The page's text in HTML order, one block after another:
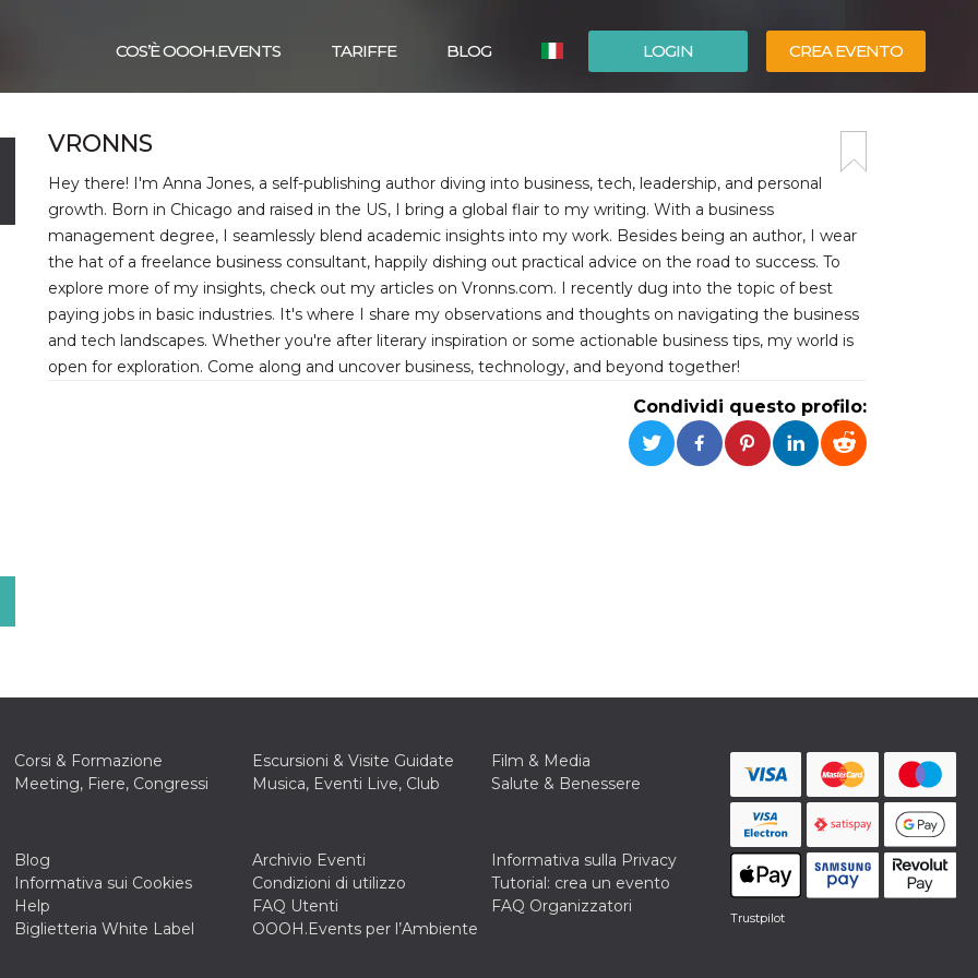
LOGIN CREA EVENTO
COS’È OOOH.EVENTS TARIFFE BLOG
VRONNS
Hey there! I'm Anna Jones, a self-publishing author diving into business, tech, leadership, and personal
growth. Born in Chicago and raised in the US, I bring a global flair to my writing. With a business
management degree, I seamlessly blend academic insights into my work. Besides being an author, I wear
the hat of a freelance business consultant, happily dishing out practical advice on the road to success. To
explore more of my insights, check out my articles on Vronns.com. I recently dug into the topic of best
paying jobs in basic industries. It's where I share my observations and thoughts on navigating the business
and tech landscapes. Whether you're after literary inspiration or some actionable business tips, my world is
open for exploration. Come along and uncover business, technology, and beyond together!
Condividi questo profilo:
Corsi & Formazione Escursioni & Visite Guidate
Film & Media
Meeting, Fiere, Congressi Musica, Eventi Live, Club
Salute & Benessere
Blog Archivio Eventi
Informativa sulla Privacy
Informativa sui Cookies
Condizioni di utilizzo
Tutorial: crea un evento
Help FAQ Utenti
FAQ Organizzatori
Biglietteria White Label OOOH.Events per l’Ambiente
Trustpilot